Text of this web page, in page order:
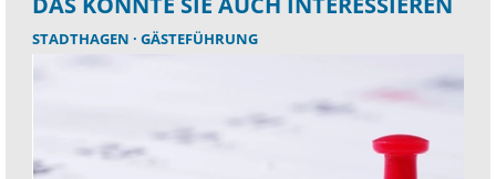
STADTHAGEN GÄSTEFÜHRUNG